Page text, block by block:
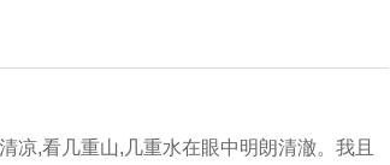
,看几重山,几重水在眼中明朗清澈。我且